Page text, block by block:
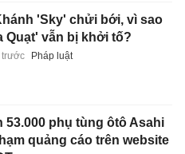
'Sky' chửi bới, vì sao
Quạt' vẫn bị khởi tố?
Pháp luật
53.000 phụ tùng ôtô Asahi
quảng cáo trên website